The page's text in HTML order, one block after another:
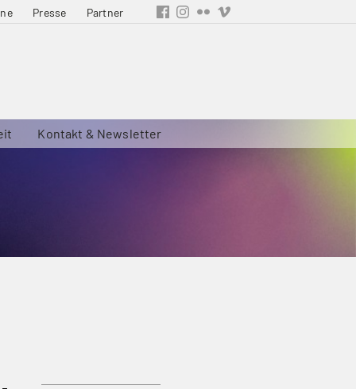
Presse Partner
Kontakt & Newsletter